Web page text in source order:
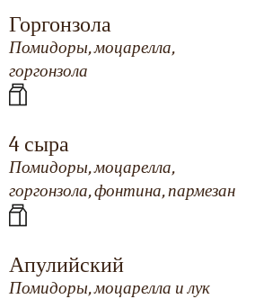
Горгонзола
Помидоры, моцарелла,
горгонзола
4 сыра
Помидоры, моцарелла,
горгонзола, фонтина, пармезан
Апулийский
Помидоры, моцарелла и лук